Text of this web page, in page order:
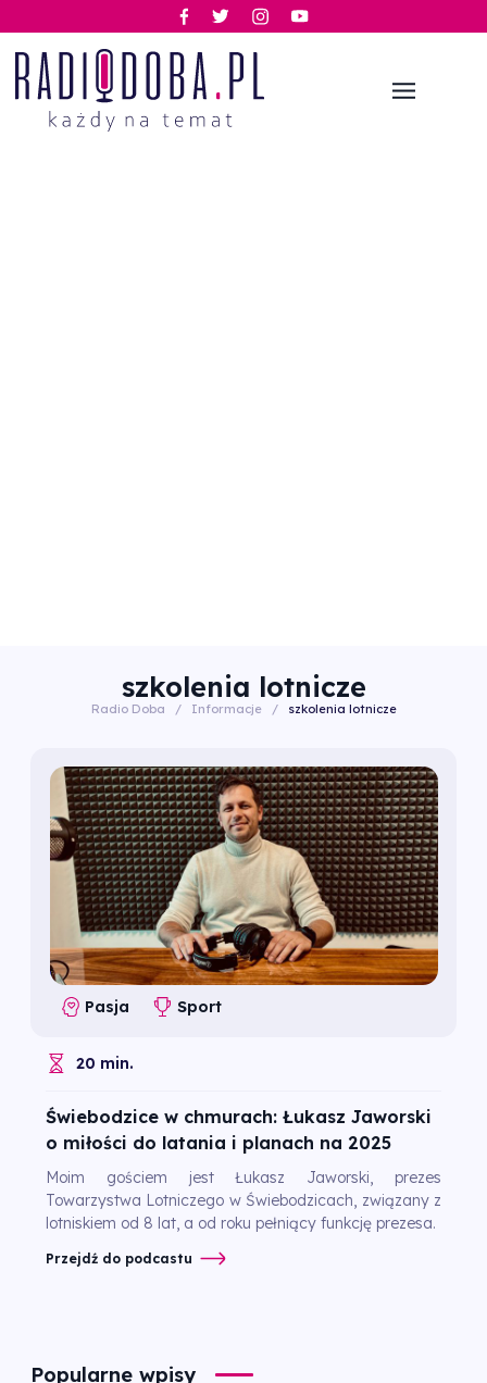
szkolenia lotnicze
Radio Doba / Informacje / szkolenia lotnicze
Pasja Sport
20 min.
Świebodzice w chmurach: Łukasz Jaworski
o miłości do latania i planach na 2025
Moim gościem jest Łukasz Jaworski, prezes
Towarzystwa Lotniczego w Świebodzicach, związany z
lotniskiem od 8 lat, a od roku pełniący funkcję prezesa.
Przejdź do podcastu
Popularne wpisy